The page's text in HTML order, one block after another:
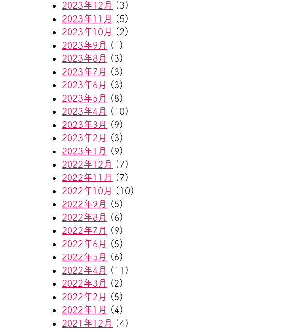
2023年12月
(3)
2023年11月
(5)
2023年10月
(2)
2023年9月
(1)
2023年8月
(3)
2023年7月
(3)
2023年6月
(3)
2023年5月
(8)
2023年4月
(10)
2023年3月
(9)
2023年2月
(3)
2023年1月
(9)
2022年12月
(7)
2022年11月
(7)
2022年10月
(10)
2022年9月
(5)
2022年8月
(6)
2022年7月
(9)
2022年6月
(5)
2022年5月
(6)
2022年4月
(11)
2022年3月
(2)
2022年2月
(5)
2022年1月
(4)
2021年12月
(4)